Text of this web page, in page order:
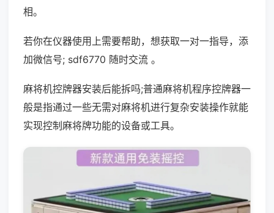
相。
若你在仪器使用上需要帮助，想获取一对一指导，添
加微信号; sdf6770 随时交流 。
麻将机控牌器安装后能拆吗;普通麻将机程序控牌器一
般是指通过一些无需对麻将机进行复杂安装操作就能
实现控制麻将牌功能的设备或工具。